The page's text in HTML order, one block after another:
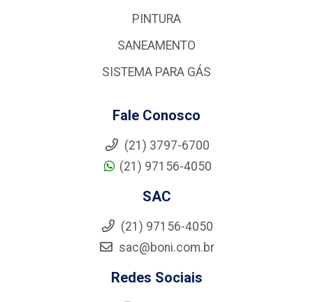
PINTURA
SANEAMENTO
SISTEMA PARA GÁS
Fale Conosco
(21) 3797-6700
(21) 97156-4050
SAC
(21) 97156-4050
sac@boni.com.br
Redes Sociais